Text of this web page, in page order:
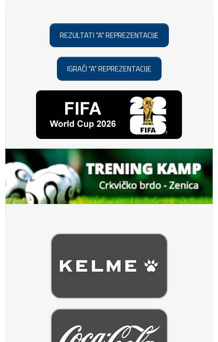
REZULTATI "A" REPREZENTACIJE
IGRAČI "A" REPREZENTACIJE